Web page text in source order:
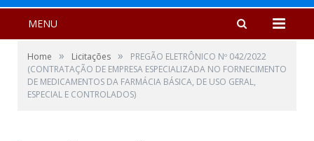
MENU
Home » Licitações »
PREGÃO ELETRÔNICO Nº 042/2022
(CONTRATAÇÃO DE EMPRESA ESPECIALIZADA NO FORNECIMENTO
DE MEDICAMENTOS DA FARMÁCIA BÁSICA, DE USO GERAL,
ESPECIAL E CONTROLADOS)